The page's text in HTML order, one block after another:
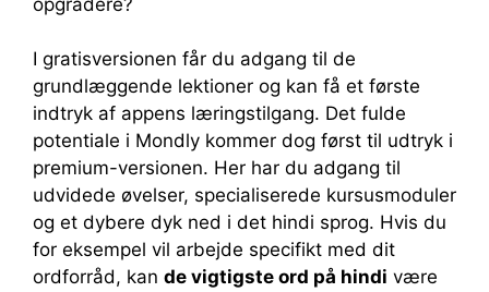
I gratisversionen får du adgang til de
grundlæggende lektioner og kan få et første
indtryk af appens læringstilgang. Det fulde
potentiale i Mondly kommer dog først til udtryk i
premium-versionen. Her har du adgang til
udvidede øvelser, specialiserede kursusmoduler
og et dybere dyk ned i det hindi sprog. Hvis du
for eksempel vil arbejde specifikt med dit
ordforråd, kan de vigtigste ord på hindi være